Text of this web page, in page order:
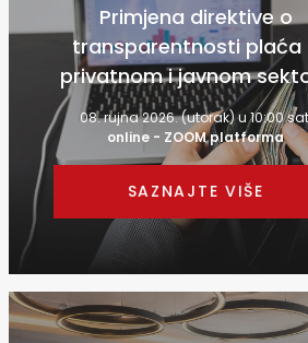
Primjena direktive o
transparentnosti plaća
privatnom i javnom
08. rujna 2026. (utorak) u 10:00
online - ZOOM platforma
SAZNAJTE VIŠE